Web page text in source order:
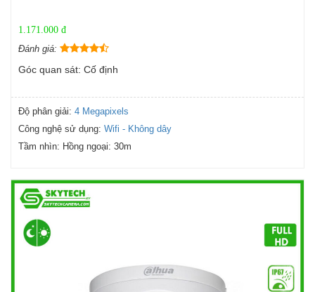
1.171.000 đ
Đánh giá:
Góc quan sát: Cố định
Độ phân giải: 4 Megapixels
Công nghệ sử dụng: Wifi - Không dây
Tầm nhìn: Hồng ngoại: 30m